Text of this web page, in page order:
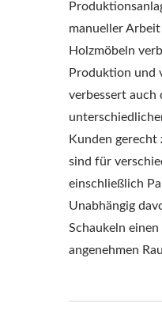
manueller
Holzmöbeln
Produktion und
verbessert
Kunden gerecht
sind für
einschließlich
Unabhängig
Schaukeln
angenehmen